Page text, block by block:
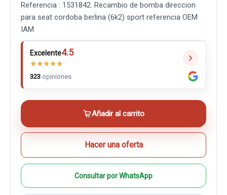
Referencia : 1531842. Recambio de bomba direccion
para seat cordoba berlina (6k2) sport referencia OEM
IAM
Excelente4.5
★★★★★
323 opiniones
Añadir al carrito
Hacer una oferta
Consultar por WhatsApp